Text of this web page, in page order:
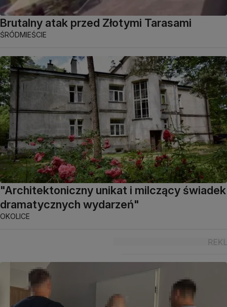
Brutalny atak przed Złotymi Tarasami
ŚRÓDMIEŚCIE
"Architektoniczny unikat i milczący świadek
dramatycznych wydarzeń"
OKOLICE